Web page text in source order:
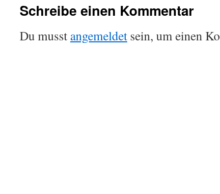
Schreibe einen Kommentar
Du musst angemeldet sein, um einen